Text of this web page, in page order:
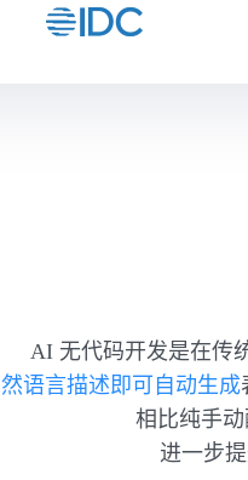
AI 无代码开发是在传
语言描述即可自动生成
相比纯手
进一步